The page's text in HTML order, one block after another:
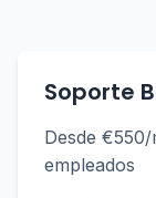
Soporte
Desde
empleados